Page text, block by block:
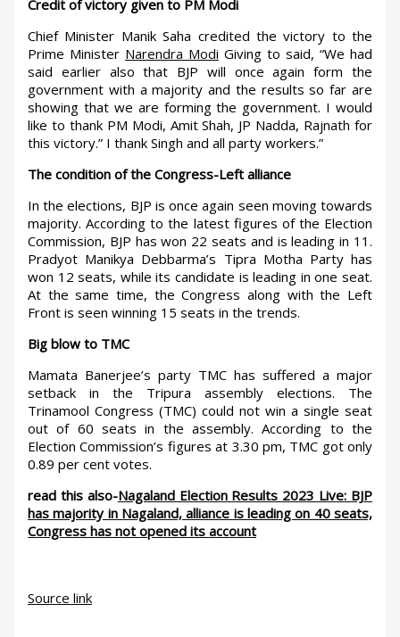
Credit of victory given to PM Modi
Chief Minister Manik Saha credited the victory to the
Prime Minister Narendra Modi Giving to said, “We had
said earlier also that BJP will once again form the
government with a majority and the results so far are
showing that we are forming the government. I would
like to thank PM Modi, Amit Shah, JP Nadda, Rajnath for
this victory.” I thank Singh and all party workers.”
The condition of the Congress-Left alliance
In the elections, BJP is once again seen moving towards
majority. According to the latest figures of the Election
Commission, BJP has won 22 seats and is leading in 11.
Pradyot Manikya Debbarma’s Tipra Motha Party has
won 12 seats, while its candidate is leading in one seat.
At the same time, the Congress along with the Left
Front is seen winning 15 seats in the trends.
Big blow to TMC
Mamata Banerjee’s party TMC has suffered a major
setback in the Tripura assembly elections. The
Trinamool Congress (TMC) could not win a single seat
out of 60 seats in the assembly. According to the
Election Commission’s figures at 3.30 pm, TMC got only
0.89 per cent votes.
read this also-Nagaland Election Results 2023 Live: BJP
has majority in Nagaland, alliance is leading on 40 seats,
Congress has not opened its account
Source link